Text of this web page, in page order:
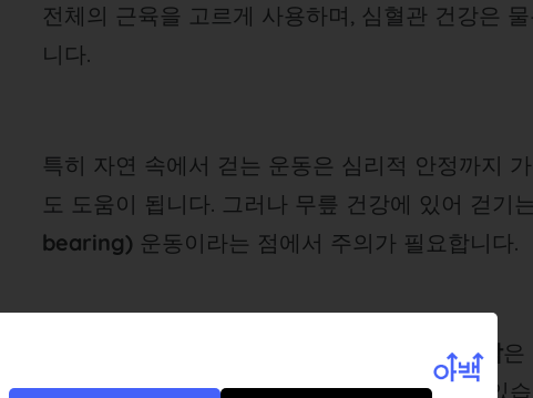
전체의 근육을 고르게 사용하며, 심혈관 건강은
니다.
특히 자연 속에서 걷는 운동은 심리적 안정까지
도 도움이 됩니다. 그러나 무릎 건강에 있어 걷기는
bearing) 운동이라는 점에서 주의가 필요합니다.
체중이 많이 나가거나 관절염이 있는 사람은
으로 압력이 가해져 오히려 통증이 심해질 수 있